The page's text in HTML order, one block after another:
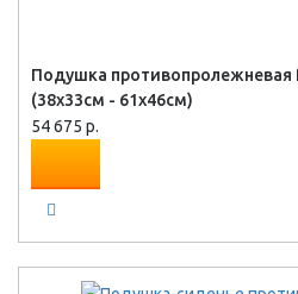
Подушка противопролежневая
(38х33см - 61х46см)
54 675 р.